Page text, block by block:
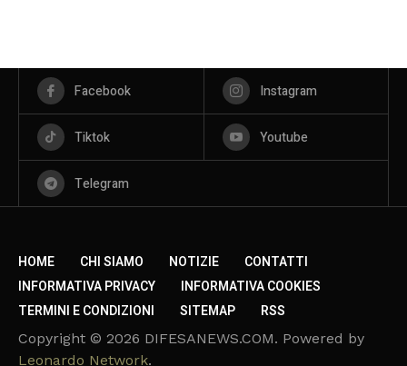
Facebook Instagram
Tiktok Youtube
Telegram
HOME CHI SIAMO NOTIZIE
CONTATTI
INFORMATIVA PRIVACY
INFORMATIVA COOKIES
TERMINI E CONDIZIONI
SITEMAP RSS
Copyright © 2026 DIFESANEWS.COM. Powered by
Leonardo Network.